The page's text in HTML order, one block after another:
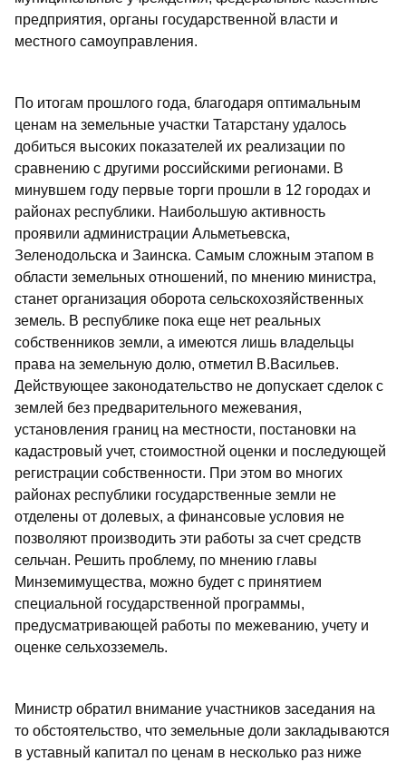
предприятия, органы государственной власти и
местного самоуправления.
По итогам прошлого года, благодаря оптимальным
ценам на земельные участки Татарстану удалось
добиться высоких показателей их реализации по
сравнению с другими российскими регионами. В
минувшем году первые торги прошли в 12 городах и
районах республики. Наибольшую активность
проявили администрации Альметьевска,
Зеленодольска и Заинска. Самым сложным этапом в
области земельных отношений, по мнению министра,
станет организация оборота сельскохозяйственных
земель. В республике пока еще нет реальных
собственников земли, а имеются лишь владельцы
права на земельную долю, отметил В.Васильев.
Действующее законодательство не допускает сделок с
землей без предварительного межевания,
установления границ на местности, постановки на
кадастровый учет, стоимостной оценки и последующей
регистрации собственности. При этом во многих
районах республики государственные земли не
отделены от долевых, а финансовые условия не
позволяют производить эти работы за счет средств
сельчан. Решить проблему, по мнению главы
Минземимущества, можно будет с принятием
специальной государственной программы,
предусматривающей работы по межеванию, учету и
оценке сельхозземель.
Министр обратил внимание участников заседания на
то обстоятельство, что земельные доли закладываются
в уставный капитал по ценам в несколько раз ниже